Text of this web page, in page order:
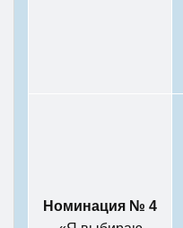
Номинация № 4